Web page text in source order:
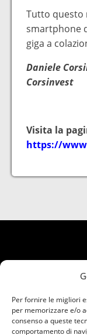
Per fornire le migliori
per memorizzare e/o
consenso a queste
comportamento di
Tutto questo
smartphone
giga a
Daniele
Corsinvest
Visita la
https://